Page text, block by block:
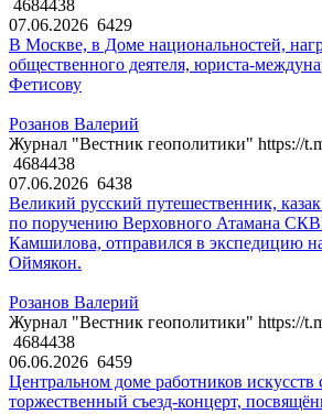
4684438
07.06.2026 6429
В Москве, в Доме национальностей,
общественного деятеля, юриста-
Фетисову
Розанов Валерий
Журнал "Вестник геополитики" https://
4684438
07.06.2026 6438
Великий русский путешественник,
по поручению Верховного Атамана
Камшилова, отправился в экспедицию
Оймякон.
Розанов Валерий
Журнал "Вестник геополитики" https://
4684438
06.06.2026 6459
Центральном доме работников искусств
торжественный съезд-концерт,